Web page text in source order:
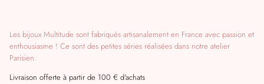
Les bijoux Multitude sont fabriqués artisanalement en France avec passion et
enthousiasme ! Ce sont des petites séries réalisées dans notre atelier
Parisien.
Livraison offerte à partir de 100 € d'achats